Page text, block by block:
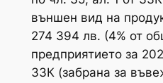
външен вид на
274 394 лв. (4% от
предприятието за
ЗЗК (забрана за